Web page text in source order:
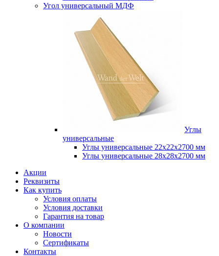
Угол универсальный МДФ
Углы
универсальные
Углы универсальные 22х22х2700 мм
Углы универсальные 28х28х2700 мм
Акции
Реквизиты
Как купить
Условия оплаты
Условия доставки
Гарантия на товар
О компании
Новости
Сертификаты
Контакты